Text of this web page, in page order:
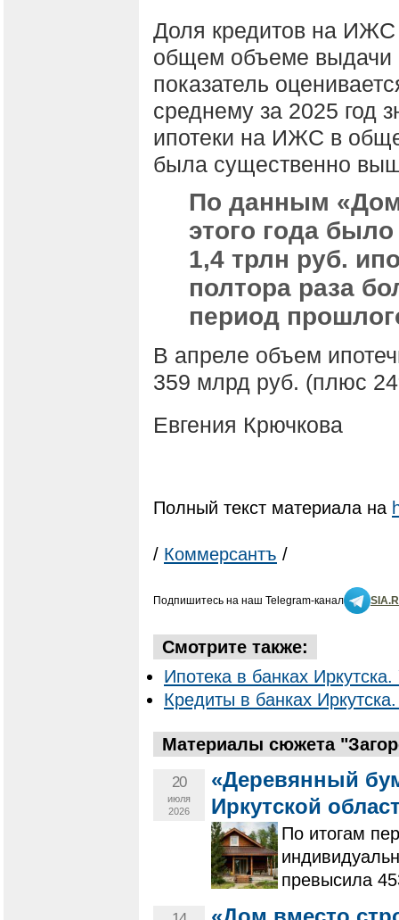
Доля кредитов на ИЖС
общем объеме выдачи
показатель
среднему за 2025 год
ипотеки на ИЖС в
была существенно
По данным
этого года
1,4 трлн руб.
полтора раза
период
В апреле объем
359 млрд руб. (плюс
Евгения Крючкова
Полный текст материала на
/ Коммерсантъ /
Подпишитесь на наш Telegram-канал
Смотрите также:
Ипотека в банках
Кредиты в банках
Материалы сюжета
20
июля
2026
«Деревянный
Иркутской
По итогам
превысила